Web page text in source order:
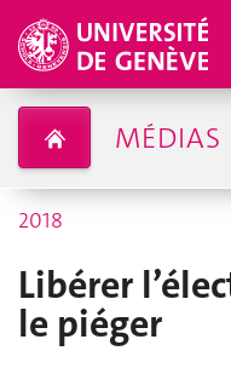
MÉDIAS
2018
Libérer
le piéger